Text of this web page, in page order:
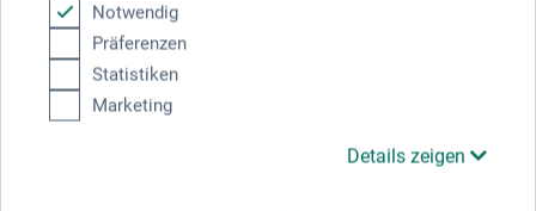
Notwendig
Präferenzen
Statistiken
Marketing
Details zeigen
Kunden kauften auch